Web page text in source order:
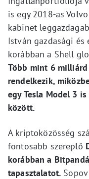
is egy 2018-as
kabinet
István gazdasági
korábban a Shell
Több mint 6
rendelkezik,
egy Tesla Model 3
között.
A kriptoközösség
fontosabb szereplő
korábban a
tapasztalatot.